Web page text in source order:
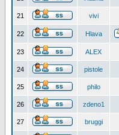
21 vivi
22 Hlava
23 ALEX
24 pistole
25 philo
26 zdeno1
27 bruggi